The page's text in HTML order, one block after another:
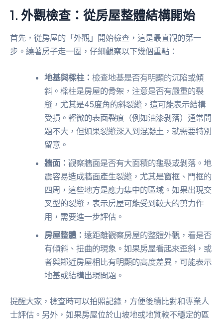
1. 外觀檢查：從房屋整體結構開始
首先，從房屋的「外觀」開始檢查，這是最直觀的第一
步。繞著房子走一圈，仔細觀察以下幾個重點：
地基與樑柱：檢查地基是否有明顯的沉陷或傾
斜。樑柱是房屋的骨架，注意是否有嚴重的裂
縫，尤其是45度角的斜裂縫，這可能表示結構
受損。輕微的表面裂痕（例如油漆剝落）通常問
題不大，但如果裂縫深入到混凝土，就需要特別
留意。
牆面：觀察牆面是否有大面積的龜裂或剝落。地
震容易造成牆面產生裂縫，尤其是窗框、門框的
四周，這些地方是應力集中的區域。如果出現交
叉型的裂縫，表示房屋可能受到較大的剪力作
用，需要進一步評估。
房屋整體：遠距離觀察房屋的整體外觀，看是否
有傾斜、扭曲的現象。如果房屋看起來歪斜，或
者與鄰近房屋相比有明顯的高度差異，可能表示
地基或結構出現問題。
提醒大家，檢查時可以拍照記錄，方便後續比對和專業人
士評估。另外，如果房屋位於山坡地或地質較不穩定的區